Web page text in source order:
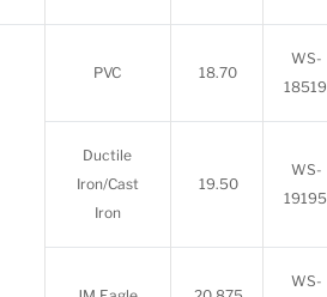
PVC 18.70
WS-
18519
Ductile
Iron/Cast
Iron
19.50
WS-
19195
WS-